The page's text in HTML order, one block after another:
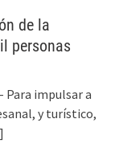
de la
personas
Para impulsar a
y turístico,